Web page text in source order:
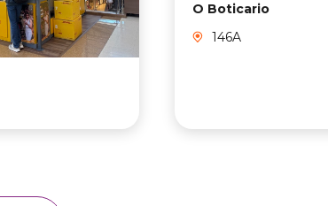
O Boticario
146A